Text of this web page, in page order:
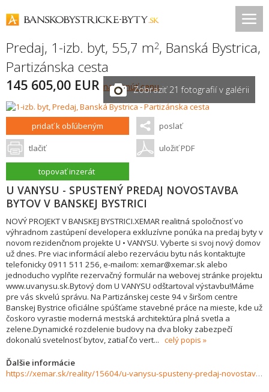
Predaj, 1-izb. byt, 55,7 m2, Banská Bystrica,
Partizánska cesta
145 605,00 EUR navrhnúť cenuZobraziť 21 fotografií v galérii
pridať k obľúbeným poslať
tlačiť uložiť PDF
topovať inzerát
U VANYSU - SPUSTENÝ PREDAJ NOVOSTAVBA
BYTOV V BANSKEJ BYSTRICI
NOVÝ PROJEKT V BANSKEJ BYSTRICI.XEMAR realitná spoločnosť vo
výhradnom zastúpení developera exkluzívne ponúka na predaj byty v
novom rezidenčnom projekte U • VANYSU. Vyberte si svoj nový domov
už dnes. Pre viac informácií alebo rezerváciu bytu nás kontaktujte
telefonicky 0911 511 256, e-mailom: xemar@xemar.sk alebo
jednoducho vyplňte rezervačný formulár na webovej stránke projektu
www.uvanysu.sk.Bytový dom U VANYSU odštartoval výstavbu!Máme
pre vás skvelú správu. Na Partizánskej ceste 94 v širšom centre
Banskej Bystrice oficiálne spúšťame stavebné práce na mieste, kde už
čoskoro vyrastie moderná mestská architektúra plná svetla a
zelene.Dynamické rozdelenie budovy na dva bloky zabezpečí
dokonalú svetelnosť bytov, zatiaľ čo vert... celý popis
Ďalšie informácie
https://xemar.sk/reality/15604/u-vanysu-spusteny-predaj-novostavba-bytov-v-banskej-bystrici